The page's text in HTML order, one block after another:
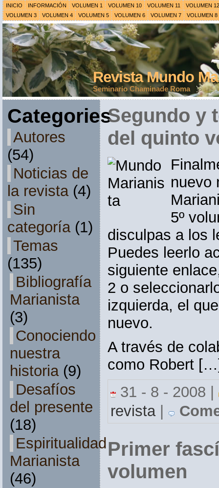
INICIO INFORMACIÓN VOLUMEN 1 VOLUMEN 10 VOLUMEN 11
VOLUMEN 12
VOLUMEN 3
VOLUMEN 4 VOLUMEN 5 VOLUMEN 6 VOLUMEN 7 VOLUMEN 8
Revista Mundo
Seminario Chaminade Roma
Categories
Autores
(54)
Noticias de
la revista(4)
Sin
categoría(1)
Temas
(135)
Bibliografía
Marianista
(3)
Conociendo
nuestra
historia(9)
Desafíos
del presente
(18)
Espiritualidad
Marianista
(46)
Segundo y
del quinto
nuevo
5º
disculpas a los
Puedes leerlo
siguiente
2 o
izquierda, el
nuevo.
A través de
como Robert
31 - 8 - 2008 |
revista|
Primer
volumen